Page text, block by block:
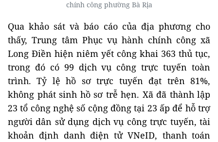
chính công phường Bà Rịa
Qua khảo sát và báo cáo của địa phương cho
thấy, Trung tâm Phục vụ hành chính công xã
Long Điền hiện niêm yết công khai 363 thủ tục,
trong đó có 99 dịch vụ công trực tuyến toàn
trình. Tỷ lệ hồ sơ trực tuyến đạt trên 81%,
không phát sinh hồ sơ trễ hẹn. Xã đã thành lập
23 tổ công nghệ số cộng đồng tại 23 ấp để hỗ trợ
người dân sử dụng dịch vụ công trực tuyến, tài
khoản định danh điện tử VNeID, thanh toán